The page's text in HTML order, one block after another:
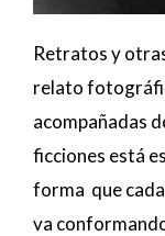
Retratos y
relato
acompañadas
ficciones está
forma que
va